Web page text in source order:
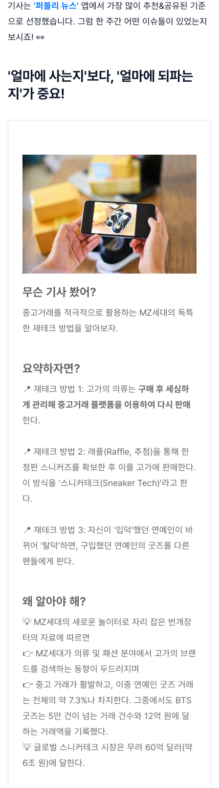
기사는 '퍼블리 뉴스' 앱에서 가장 많이 추천&공유된 기준
으로 선정했습니다. 그럼 한 주간 어떤 이슈들이 있었는지
보시죠! 👀
'얼마에 사는지'보다, '얼마에 되파는
지'가 중요!
무슨 기사 봤어?
중고거래를 적극적으로 활용하는 MZ세대의 독특
한 재테크 방법을 알아보자.
요약하자면?
📍 재테크 방법 1: 고가의 의류는 구매 후 세심하
게 관리해 중고거래 플랫폼을 이용하여 다시 판매
한다.
📍 재테크 방법 2: 래플(Raffle, 추첨)을 통해 한
정판 스니커즈를 확보한 후 이를 고가에 판매한다.
이 방식을 '스니커테크(Sneaker Tech)'라고 한
다.
📍 재테크 방법 3: 자신이 '입덕'했던 연예인이 바
뀌어 '탈덕'하면, 구입했던 연예인의 굿즈를 다른
팬들에게 판다.
왜 알아야 해?
💡 MZ세대의 새로운 놀이터로 자리 잡은 번개장
터의 자료에 따르면
👉 MZ세대가 의류 및 패션 분야에서 고가의 브랜
드를 검색하는 동향이 두드러지며
👉 중고 거래가 활발하고, 이중 연예인 굿즈 거래
는 전체의 약 7.3%나 차지한다. 그중에서도 BTS
굿즈는 5만 건이 넘는 거래 건수와 12억 원에 달
하는 거래액을 기록했다.
💡 글로벌 스니커테크 시장은 무려 60억 달러(약
6조 원)에 달한다.